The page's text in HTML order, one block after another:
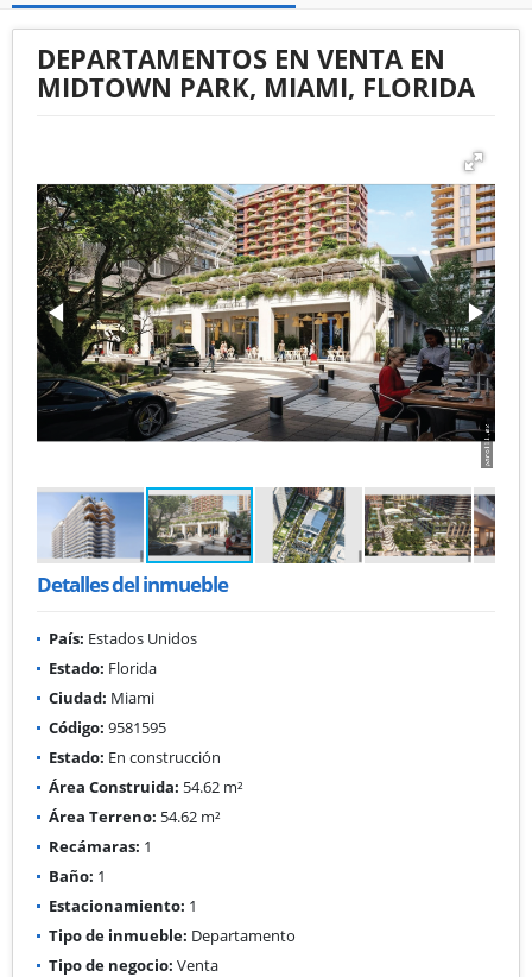
DEPARTAMENTOS EN VENTA EN
MIDTOWN PARK, MIAMI, FLORIDA
Detalles del inmueble
País: Estados Unidos
Estado: Florida
Ciudad: Miami
Código: 9581595
Estado: En construcción
Área Construida: 54.62 m²
Área Terreno: 54.62 m²
Recámaras: 1
Baño: 1
Estacionamiento: 1
Tipo de inmueble: Departamento
Tipo de negocio: Venta